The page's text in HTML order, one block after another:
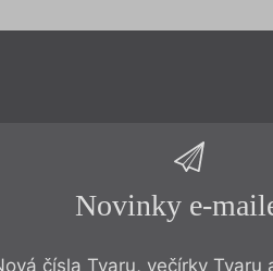
Novinky e-
čísla Tvaru, večírky Tvaru